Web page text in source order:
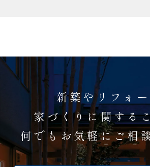
新築やリフォ
家づくりに関する
何でもお気軽にご相